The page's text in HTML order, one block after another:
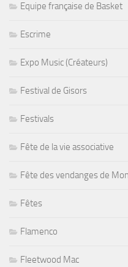
Equipe française de Basket
Escrime
Expo Music (Créateurs)
Festival de Gisors
Festivals
Fête de la vie associative
Fête des vendanges de
Fêtes
Flamenco
Fleetwood Mac